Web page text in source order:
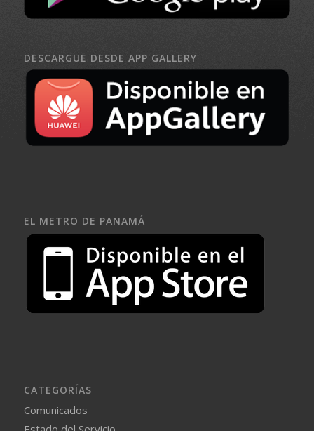
DESCARGUE DESDE APP GALLERY
EL METRO DE PANAMÁ
CATEGORÍAS
Comunicados